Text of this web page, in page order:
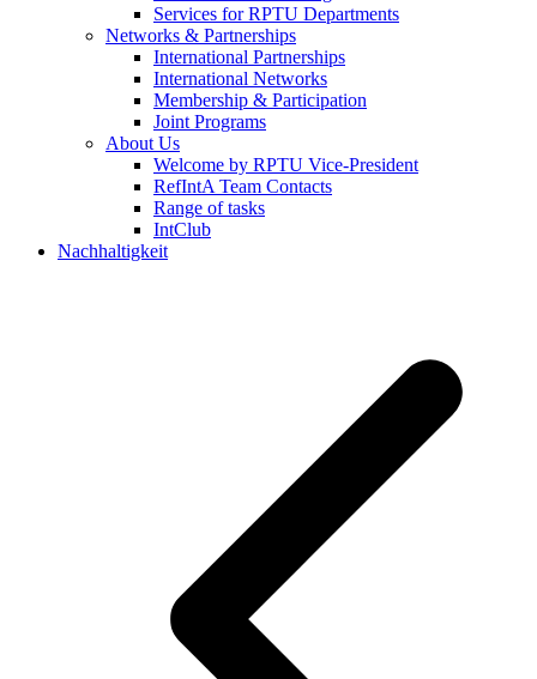
Services for RPTU Departments
Networks & Partnerships
International Partnerships
International Networks
Membership & Participation
Joint Programs
About Us
Welcome by RPTU Vice-President
RefIntA Team Contacts
Range of tasks
IntClub
Nachhaltigkeit